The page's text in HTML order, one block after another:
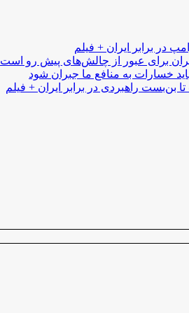
در برابر ایران + فیلم
برای عبور از چالش‌های پیش رو است
خسارات به منافع ما جبران شود
بن‌بست راهبردی در برابر ایران + فیلم